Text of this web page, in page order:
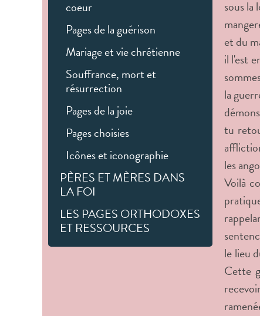
coeur
Pages de la guérison
Mariage et vie chrétienne
Souffrance, mort et
résurrection
Pages de la joie
Pages choisies
Icônes et iconographie
PÈRES ET MÈRES DANS
LA FOI
LES PAGES ORTHODOXES
ET RESSOURCES
sous
et du
il l'est
la
tu
les
Voilà
le lieu
Cette